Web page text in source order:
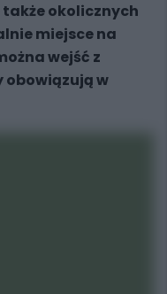
okolicznych
miejsce na
wejść z
obowiązują w